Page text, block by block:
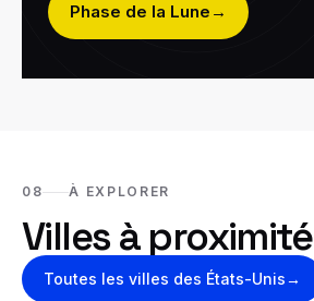
Phase de la Lune →
08 À EXPLORER
Villes à proximité
Toutes les villes des États-Unis→